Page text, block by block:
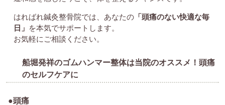
はればれ鍼灸整骨院では、あなたの 「頭痛のない快適な毎
日」 を本気でサポートします。
お気軽にご相談ください。
船堀発祥のゴムハンマー整体は当院のオススメ！頭痛
のセルフケアに
●頭痛